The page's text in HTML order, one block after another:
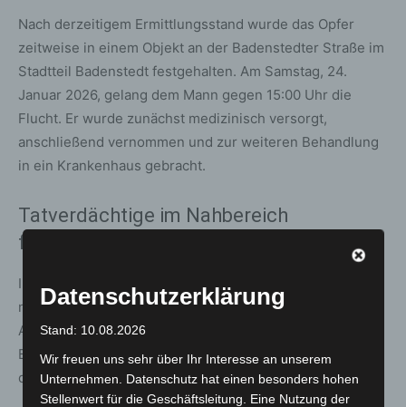
Nach derzeitigem Ermittlungsstand wurde das Opfer
zeitweise in einem Objekt an der Badenstedter Straße im
Stadtteil Badenstedt festgehalten. Am Samstag, 24.
Januar 2026, gelang dem Mann gegen 15:00 Uhr die
Flucht. Er wurde zunächst medizinisch versorgt,
anschließend vernommen und zur weiteren Behandlung
in ein Krankenhaus gebracht.
Tatverdächtige im Nahbereich
festgenommen
Im Rahmen sofort eingeleiteter Fahndungsmaßnahmen
nahm die Polizei wenig später zwei Tatverdächtige im
Alter von 21 und 26 Jahren im Nahbereich der
Badenstedter Straße fest. Beide stehen im Verdacht, an
der Tat beteiligt gewesen zu sein.
Datenschutzerklärung
Stand: 10.08.2026
Wir freuen uns sehr über Ihr Interesse an unserem
Unternehmen. Datenschutz hat einen besonders hohen
Stellenwert für die Geschäftsleitung. Eine Nutzung der